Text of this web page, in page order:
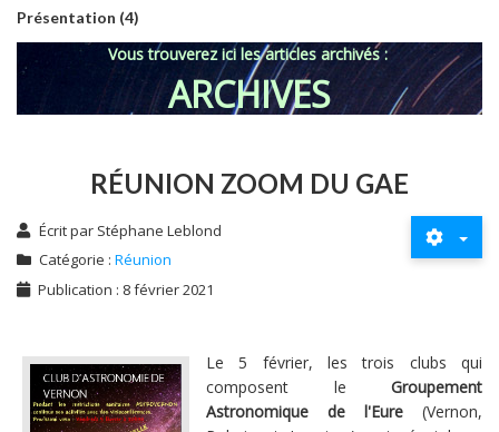
Présentation (4)
Vous trouverez ici les articles archivés :
ARCHIVES
RÉUNION ZOOM DU GAE
Écrit par Stéphane Leblond
Catégorie : Réunion
Publication : 8 février 2021
Le 5 février, les trois clubs qui
composent le Groupement
Astronomique de l'Eure (Vernon,